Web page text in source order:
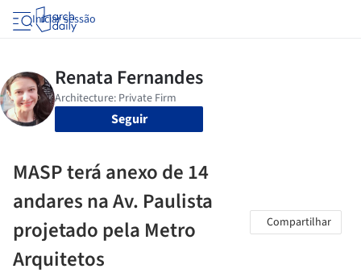
Iniciar sessão
Seguir
MASP terá anexo de 14
andares na Av. Paulista
projetado pela Metro
Arquitetos
Compartilhar